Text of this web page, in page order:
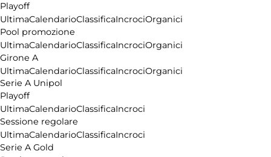
Playoff
UltimaCalendarioClassificaIncrociOrganici
Pool promozione
UltimaCalendarioClassificaIncrociOrganici
Girone A
UltimaCalendarioClassificaIncrociOrganici
Serie A Unipol
Playoff
UltimaCalendarioClassificaIncroci
Sessione regolare
UltimaCalendarioClassificaIncroci
Serie A Gold